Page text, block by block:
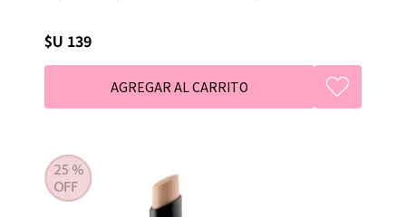
$U 139